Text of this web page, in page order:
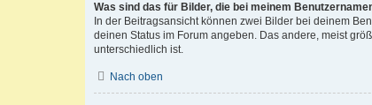
Was sind das für Bilder, die bei meinem
In der Beitragsansicht können zwei Bilder bei deinem
deinen Status im Forum angeben. Das andere, meist
unterschiedlich ist.
Nach oben